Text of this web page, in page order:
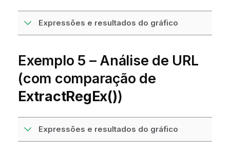
Expressões e resultados do gráfico
Exemplo 5 – Análise de URL
(com comparação de
ExtractRegEx())
Expressões e resultados do gráfico